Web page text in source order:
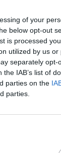
of your
below opt-out
is processed
utilized by us or
separately opt-
IAB’s list of
parties on the
parties.
ve